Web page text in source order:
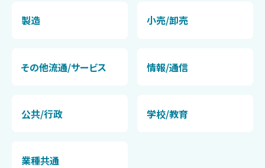
製造 小売/卸売
その他流通/サービス 情報/通信
公共/行政 学校/教育
業種共通